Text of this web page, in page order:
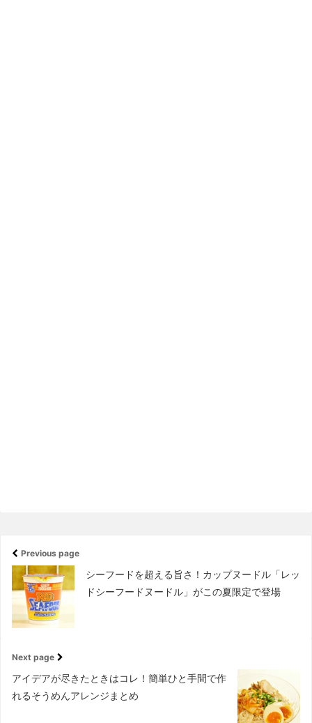
Previous page
シーフードを超える旨さ！カップヌードル「レッ
ドシーフードヌードル」がこの夏限定で登場
Next page
アイデアが尽きたときはコレ！簡単ひと手間で作
れるそうめんアレンジまとめ